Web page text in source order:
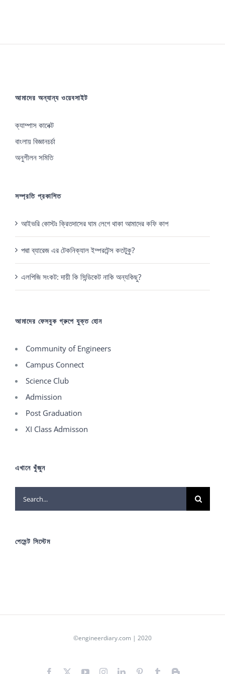
আমাদের অন্যান্য ওয়েবসাইট
ক্যাম্পাস কানেক্ট
বাংলায় বিজ্ঞানচর্চা
অনুশীলন সমিতি
সম্প্রতি প্রকাশিত
আইভরি কোস্টঃ ক্রিতদাসের ঘাম লেগে থাকা আমাদের কফি কাপ
পদ্মা ব্যারেজ এর টেকনিক্যাল ইম্পরটেন্স কতটুকু?
এলপিজি সংকট: দায়ী কি সিন্ডিকেট নাকি অন্যকিছু?
আমাদের ফেসবুক গ্রুপে যুক্ত হোন
Community of Engineers
Campus Connect
Science Club
Admission
Post Graduation
XI Class Admisson
এখানে খুঁজুন
Search
for:
পেমেন্ট সিস্টেম
©engineerdiary.com | 2020
Facebook YouTubeInstagramLinkedInPinterestTumblrBlogger